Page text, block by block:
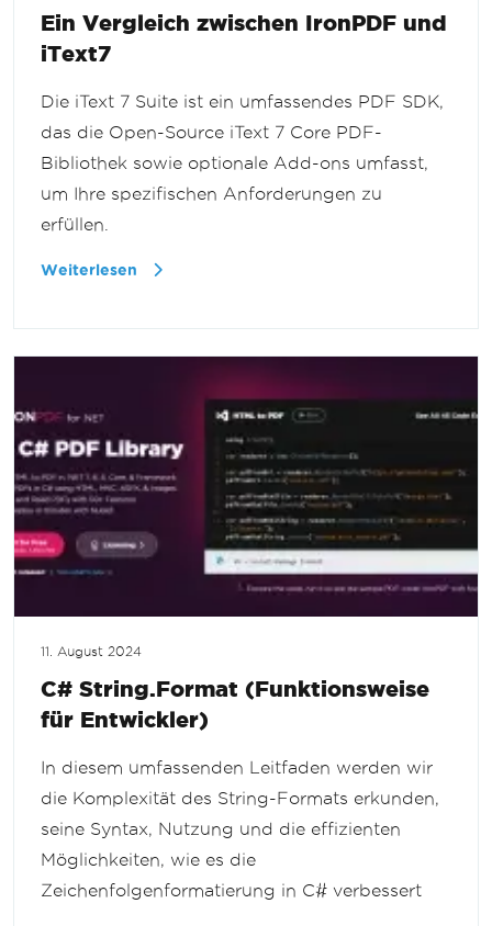
Ein Vergleich zwischen IronPDF und
iText7
Die iText 7 Suite ist ein umfassendes PDF SDK,
das die Open-Source iText 7 Core PDF-
Bibliothek sowie optionale Add-ons umfasst,
um Ihre spezifischen Anforderungen zu
erfüllen.
Weiterlesen
11. August 2024
C# String.Format (Funktionsweise
für Entwickler)
In diesem umfassenden Leitfaden werden wir
die Komplexität des String-Formats erkunden,
seine Syntax, Nutzung und die effizienten
Möglichkeiten, wie es die
Zeichenfolgenformatierung in C# verbessert